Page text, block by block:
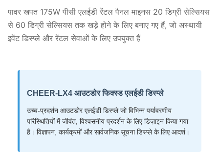
पावर खपत 175W पीसी एलईडी रेंटल पैनल माइनस 20 डिग्री सेल्सियस
से 60 डिग्री सेल्सियस तक खड़े होने के लिए बनाए गए हैं, जो अस्थायी
इवेंट डिस्प्ले और रेंटल सेवाओं के लिए उपयुक्त हैं
CHEER-LX4 आउटडोर फिक्स्ड एलईडी डिस्प्ले
उच्च-प्रदर्शन आउटडोर एलईडी डिस्प्ले जो विभिन्न पर्यावरणीय
परिस्थितियों में जीवंत, विश्वसनीय प्रदर्शन के लिए डिज़ाइन किया गया
है। विज्ञापन, कार्यक्रमों और सार्वजनिक सूचना डिस्प्ले के लिए आदर्श।